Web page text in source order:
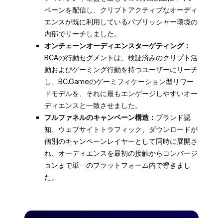
ペーンを配信し、クリプトアクティブなオーディ
エンスが既に利用しているパブリッシャー環境の
内部でリーチしました。
オンチェーンオーディエンスターゲティング：
BCAの行動セグメントは、検証済みのクリプト活
動およびゲーミング行動を持つユーザーにリーチ
し、BC.Gameのゲーミフィケーション型リワー
ドモデルを、それに最もエンゲージしやすいオー
ディエンスと一致させました。
フルファネルのキャンペーン構造： ブランド認
知、ウェブサイトトラフィック、ダウンロードが
個別のキャンペーンレイヤーとして同時に展開さ
れ、オーディエンスを最初の接触からコンバージ
ョンまで単一のプラットフォーム内で導きまし
た。